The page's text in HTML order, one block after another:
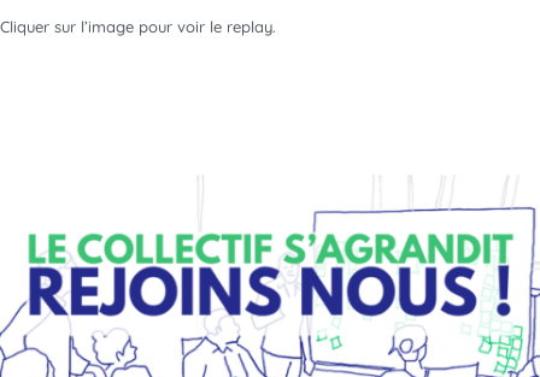
Cliquer sur l’image pour voir le replay.